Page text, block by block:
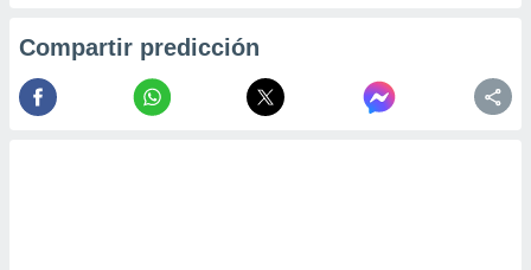
Compartir predicción